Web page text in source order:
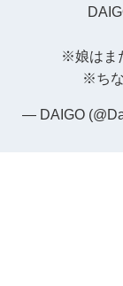
※娘はま
※ち
— DAIGO